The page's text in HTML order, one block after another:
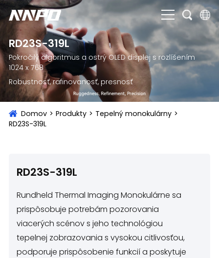
English
čeština
Deutsch
Français
Italiano
slovenský
RD23S-319L
Pokročilý algoritmus a ostrý OLED displej s rozlíšením
1024 x 768
Robustnosť, rafinovanosť, presnosť
Domov > Produkty > Tepelný monokulárny >
RD23S-319L
RD23S-319L
Rundheld Thermal Imaging Monokulárne sa
prispôsobuje potrebám pozorovania
viacerých scénov s jeho technológiou
tepelnej zobrazovania s vysokou citlivosťou,
podporuje prispôsobenie funkcií a poskytuje